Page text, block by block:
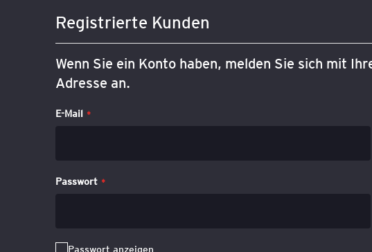
Registrierte Kunden
Wenn Sie ein Konto haben, melden Sie sich mit
Adresse an.
E-Mail
Passwort
Passwort anzeigen